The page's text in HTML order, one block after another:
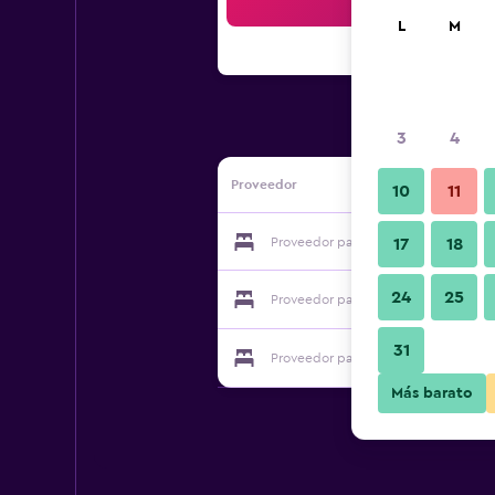
Proveedor
Proveedor para Brauerei-Gasthof Eck
Proveedor para Brauerei-Gasthof Eck
Proveedor para Brauerei-Gasthof Eck
L M
3 4
10 11
17 18
24 25
31
Más barato